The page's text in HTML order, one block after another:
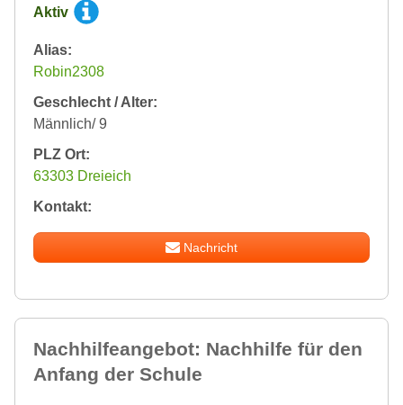
Aktiv
Alias:
Robin2308
Geschlecht / Alter:
Männlich/ 9
PLZ Ort:
63303 Dreieich
Kontakt:
Nachricht
Nachhilfeangebot: Nachhilfe für den
Anfang der Schule